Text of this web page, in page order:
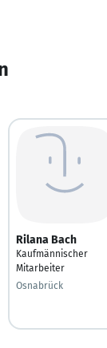
Rilana Bach
Kaufmännischer
Mitarbeiter
Osnabrück